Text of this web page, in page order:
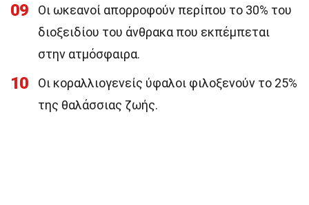
09
Οι ωκεανοί απορροφούν περίπου το 30% του
διοξειδίου του άνθρακα που εκπέμπεται
στην ατμόσφαιρα.
10
Οι κοραλλιογενείς ύφαλοι φιλοξενούν το 25%
της θαλάσσιας ζωής.